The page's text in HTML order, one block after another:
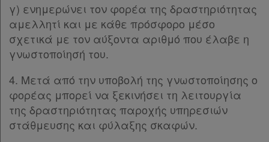
γ) ενημερώνει τον φορέα της δραστηριότητας
αμελλητί και με κάθε πρόσφορο μέσο
σχετικά με τον αύξοντα αριθμό που έλαβε η
γνωστοποίησή του.
4. Μετά από την υποβολή της γνωστοποίησης ο
φορέας μπορεί να ξεκινήσει τη λειτουργία
της δραστηριότητας παροχής υπηρεσιών
στάθμευσης και φύλαξης σκαφών.